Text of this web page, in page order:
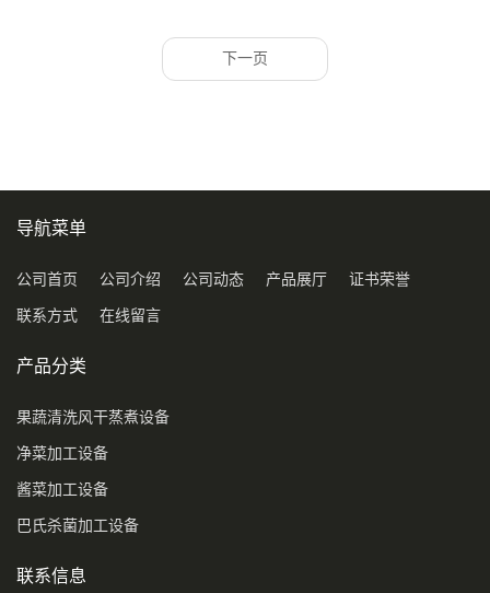
下一页
导航菜单
公司首页 公司介绍 公司动态 产品展厅 证书荣誉
联系方式 在线留言
产品分类
果蔬清洗风干蒸煮设备
净菜加工设备
酱菜加工设备
巴氏杀菌加工设备
联系信息